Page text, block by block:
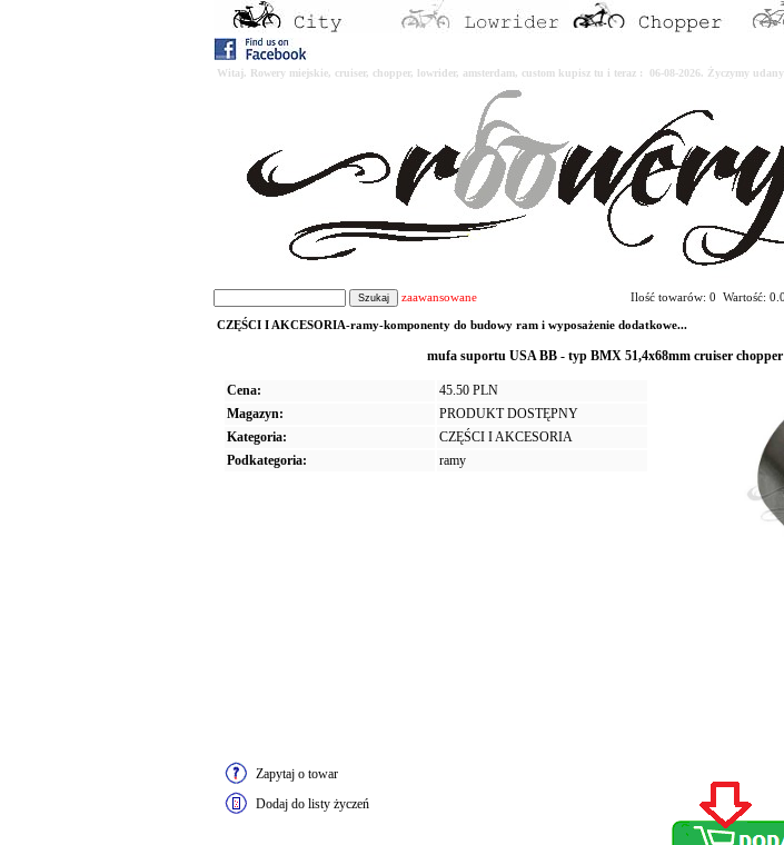
Witaj. Rowery miejskie, cruiser, chopper, lowrider, amsterdam, custom kupisz tu i teraz : 06-08-2026. Życzymy
zaawansowane Ilość towarów: 0 Wartość:
CZĘŚCI I AKCESORIA-ramy-komponenty do budowy ram i wyposażenie dodatkowe...
mufa suportu USA BB - typ BMX 51,4x68mm cruiser
Cena:
45.50 PLN
Magazyn:
PRODUKT DOSTĘPNY
Kategoria:
CZĘŚCI I AKCESORIA
Podkategoria:
ramy
Zapytaj o towar
Dodaj do listy życzeń